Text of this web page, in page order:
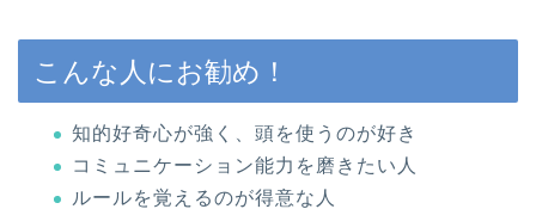
こんな人にお勧め！
知的好奇心が強く、頭を使うのが好き
コミュニケーション能力を磨きたい人
ルールを覚えるのが得意な人